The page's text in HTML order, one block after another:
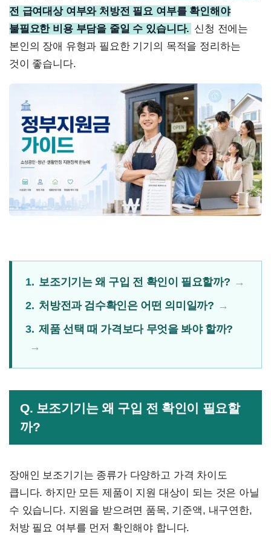
전 급여대상 여부와 처방전 필요 여부를 확인해야
불필요한 비용 부담을 줄일 수 있습니다. 신청 전에는
본인의 장애 유형과 필요한 기기의 목적을 정리하는
것이 좋습니다.
1. 보조기기는 왜 구입 전 확인이 필요할까?
2. 처방전과 검수확인은 어떤 의미일까?
3. 제품 선택 때 가격보다 무엇을 봐야 할까?
Q. 보조기기는 왜 구입 전 확인이 필요할
까?
장애인 보조기기는 종류가 다양하고 가격 차이도
큽니다. 하지만 모든 제품이 지원 대상이 되는 것은 아닐
수 있습니다. 지원을 받으려면 품목, 기준액, 내구연한,
처방 필요 여부를 먼저 확인해야 합니다.